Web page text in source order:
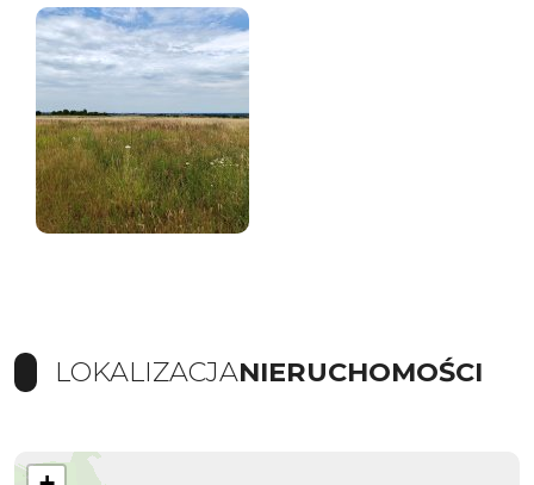
LOKALIZACJANIERUCHOMOŚCI